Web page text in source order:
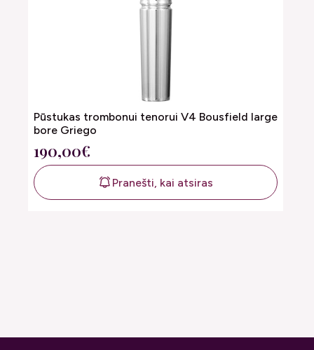
Pūstukas trombonui tenorui V4 Bousfield large
bore Griego
190,00€
Pranešti, kai atsiras